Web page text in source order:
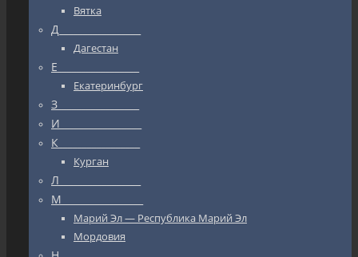
Вятка
Д_________________
Дагестан
Е_________________
Екатеринбург
З_________________
И_________________
К_________________
Курган
Л_________________
М_________________
Марий Эл — Республика Марий Эл
Мордовия